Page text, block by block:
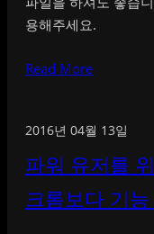
용해주세요.
Read More
2016년 04월 13일
파워 유저를
크롬보다 기